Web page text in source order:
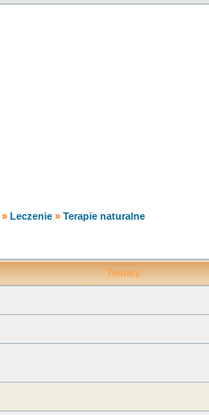
» Leczenie » Terapie naturalne
Tematy